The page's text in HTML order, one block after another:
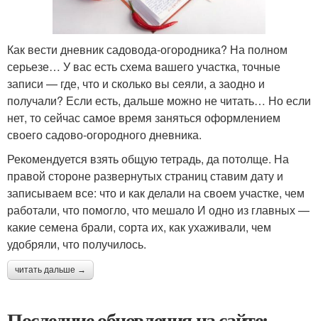
Как вести дневник садовода-огородника? На полном
серьезе… У вас есть схема вашего участка, точные
записи — где, что и сколько вы сеяли, а заодно и
получали? Если есть, дальше можно не читать… Но если
нет, то сейчас самое время заняться оформлением
своего садово-огородного дневника.
Рекомендуется взять общую тетрадь, да потолще. На
правой стороне развернутых страниц ставим дату и
записываем все: что и как делали на своем участке, чем
работали, что помогло, что мешало И одно из главных —
какие семена брали, сорта их, как ухаживали, чем
удобряли, что получилось.
читать дальше →